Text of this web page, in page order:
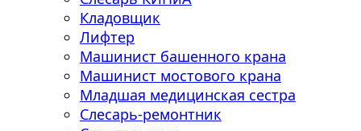
Кладовщик
Лифтер
Машинист башенного крана
Машинист мостового крана
Младшая медицинская сестра
Слесарь-ремонтник